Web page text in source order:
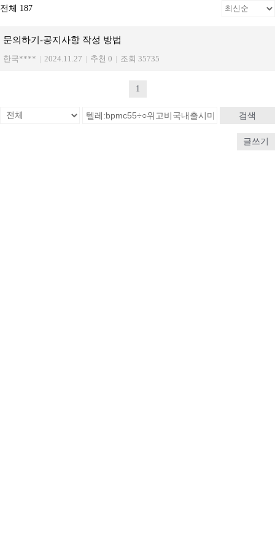
전체 187
문의하기-공지사항 작성 방법
한국**** | 2024.11.27 | 추천 0 | 조회 35735
1
검색
글쓰기